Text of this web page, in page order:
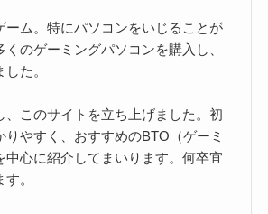
ーム。特にパソコンをいじることが
のゲーミングパソコンを購入し、
た。
、このサイトを立ち上げました。初
りやすく、おすすめのBTO（ゲーミ
中心に紹介してまいります。何卒宜
。